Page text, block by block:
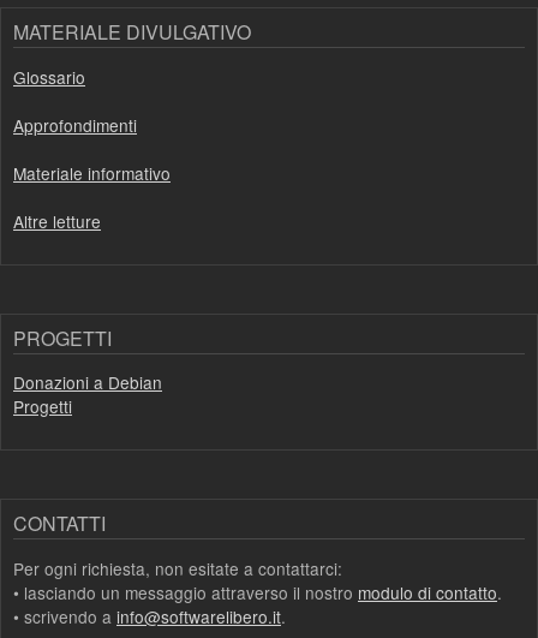
MATERIALE DIVULGATIVO
Glossario
Approfondimenti
Materiale informativo
Altre letture
PROGETTI
Donazioni a Debian
Progetti
CONTATTI
Per ogni richiesta, non esitate a contattarci:
• lasciando un messaggio attraverso il nostro modulo di contatto.
• scrivendo a info@softwarelibero.it.